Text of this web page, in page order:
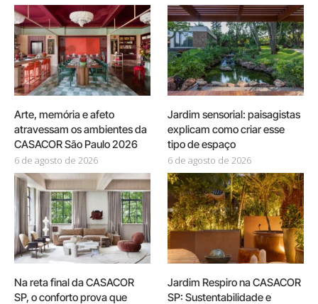
Arte, memória e afeto
atravessam os ambientes da
CASACOR São Paulo 2026
6 de agosto de 2026
Jardim sensorial: paisagistas
explicam como criar esse
tipo de espaço
6 de agosto de 2026
Na reta final da CASACOR
SP, o conforto prova que
Jardim Respiro na CASACOR
SP: Sustentabilidade e